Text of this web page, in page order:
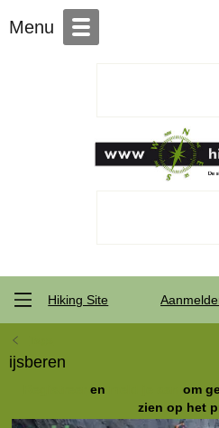
Menu
Hiking Site
ijsberen
en
om
zien op het